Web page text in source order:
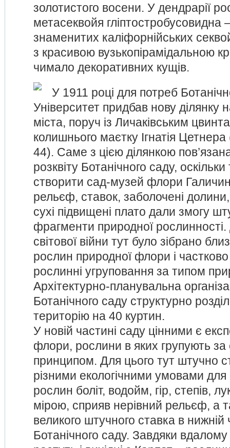
золотистого восени. У дендрарії
метасеквойя гліптостробусовидна
знаменитих каліфорнійських
з красивою вузькопірамідальною
чимало декоративних кущів.
У 1911 році для потреб
Університет придбав нову ділянку
міста, поруч із Личаківським
колишнього маєтку Ігнатія
44). Саме з цією ділянкою
розквіту Ботанічного саду,
створити сад-музей флори
рельєф, ставок, заболочені
сухі підвищені плато дали змогу
фрагменти природної рослинності.
світової війни тут було зібрано
рослин природної флори і
рослинні угруповання за типом
Архітектурно-планувальна
Ботанічного саду структурно
територію на 40 куртин.
У новій частині саду цінними є
флори, рослини в яких групують за
принципом. Для цього тут штучно
різними екологічними умовами для
рослин боліт, водойм, гір, степів,
мірою, сприяв нерівний рельєф, а
великого штучного ставка в нижній
Ботанічного саду. Завдяки